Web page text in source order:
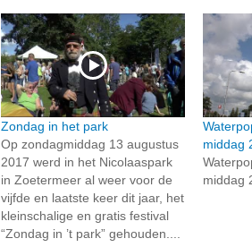
Zondag in het park
Op zondagmiddag 13 augustus
2017 werd in het Nicolaaspark
in Zoetermeer al weer voor de
vijfde en laatste keer dit jaar, het
kleinschalige en gratis festival
“Zondag in ’t park” gehouden....
middag
middag